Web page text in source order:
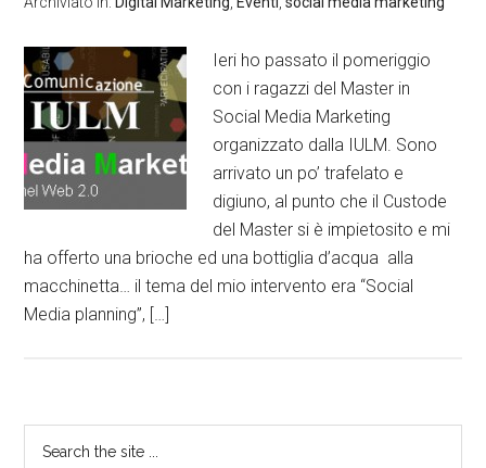
Ieri ho passato il pomeriggio
con i ragazzi del Master in
Social Media Marketing
organizzato dalla IULM. Sono
arrivato un po’ trafelato e
digiuno, al punto che il Custode
del Master si è impietosito e mi
ha offerto una brioche ed una bottiglia d’acqua alla
macchinetta… il tema del mio intervento era “Social
Media planning”, […]